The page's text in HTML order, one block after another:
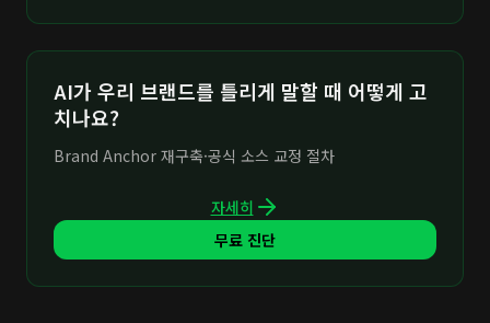
AI가 우리 브랜드를 틀리게 말할 때 어떻게 고
치나요?
Brand Anchor 재구축·공식 소스 교정 절차
자세히
무료 진단